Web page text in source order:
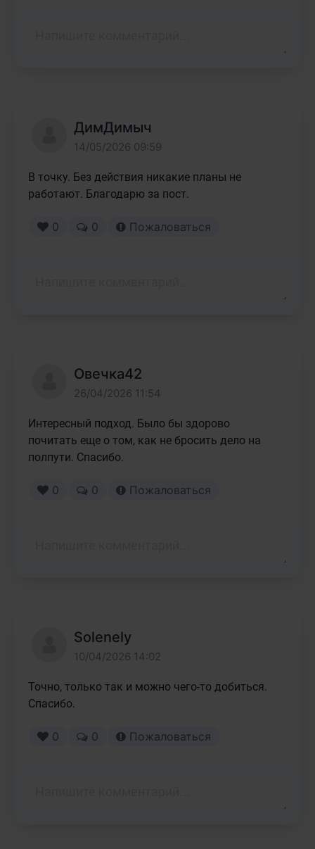
ДимДимыч
14/05/2026 09:59
В точку. Без действия никакие планы не
работают. Благодарю за пост.
0 0 Пожаловаться
Овечка42
26/04/2026 11:54
Интересный подход. Было бы здорово
почитать еще о том, как не бросить дело на
полпути. Спасибо.
0 0 Пожаловаться
Solenely
10/04/2026 14:02
Точно, только так и можно чего-то добиться.
Спасибо.
0 0 Пожаловаться